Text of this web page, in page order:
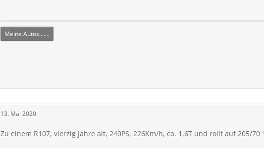
Meine Autos.......
13. Mai 2020
Zu einem R107, vierzig Jahre alt, 240PS, 226Km/h, ca. 1,6T und rollt auf 205/